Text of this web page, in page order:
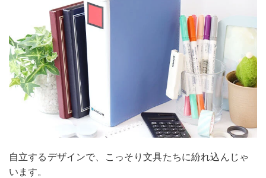
自立するデザインで、こっそり文具たちに紛れ込んじゃ
います。